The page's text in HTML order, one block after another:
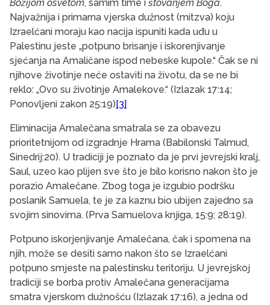
Božijom osvetom, samim time i štovanjem Boga.
Najvažnija i primarna vjerska dužnost (mitzva) koju
Izraelćani moraju kao nacija ispuniti kada uđu u
Palestinu jeste „potpuno brisanje i iskorenjivanje
sjećanja na Amaličane ispod nebeske kupole.“ Čak se ni
njihove životinje neće ostaviti na životu, da se ne bi
reklo: „Ovo su životinje Amalekove.“ (Izlazak 17:14;
Ponovljeni zakon 25:19) [3]
Eliminacija Amalečana smatrala se za obavezu
prioritetnijom od izgradnje Hrama (Babilonski Talmud,
Sinedrij:20). U tradiciji je poznato da je prvi jevrejski kralj,
Saul, uzeo kao plijen sve što je bilo korisno nakon što je
porazio Amalečane. Zbog toga je izgubio podršku
poslanik Samuela, te je za kaznu bio ubijen zajedno sa
svojim sinovima. (Prva Samuelova knjiga, 15:9; 28:19).
Potpuno iskorjenjivanje Amalečana, čak i spomena na
njih, može se desiti samo nakon što se Izraelćani
potpuno smjeste na palestinsku teritoriju. U jevrejskoj
tradiciji se borba protiv Amalečana generacijama
smatra vjerskom dužnošću (Izlazak 17:16), a jedna od